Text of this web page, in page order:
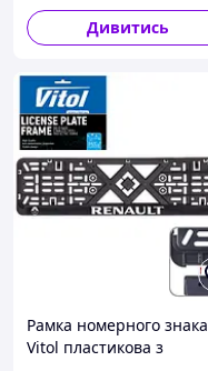
Дивитись
Рамка номерного знака
Vitol пластикова з